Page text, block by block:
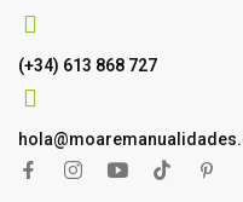
(+34) 613 868 727